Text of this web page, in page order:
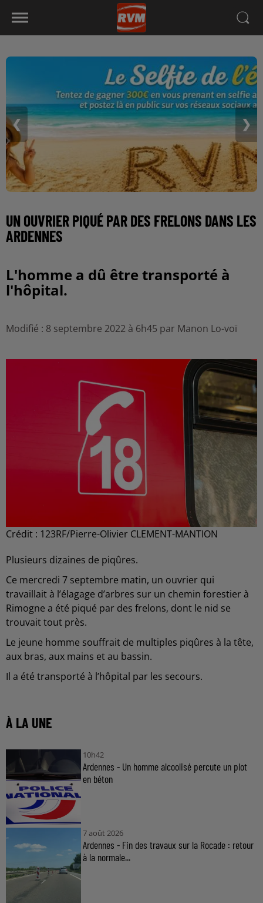
❮ ❯
UN OUVRIER PIQUÉ PAR DES FRELONS DANS LES
ARDENNES
L'homme a dû être transporté à
l'hôpital.
Modifié : 8 septembre 2022 à 6h45 par Manon Lo-voï
Crédit : 123RF/Pierre-Olivier CLEMENT-MANTION
Plusieurs dizaines de piqûres.
Ce mercredi 7 septembre matin, un ouvrier qui
travaillait à l’élagage d’arbres sur un chemin forestier à
Rimogne a été piqué par des frelons, dont le nid se
trouvait tout près.
Le jeune homme souffrait de multiples piqûres à la tête,
aux bras, aux mains et au bassin.
Il a été transporté à l’hôpital par les secours.
À LA UNE
10h42
Ardennes - Un homme alcoolisé percute un plot
en béton
7 août 2026
Ardennes - Fin des travaux sur la Rocade : retour
à la normale...